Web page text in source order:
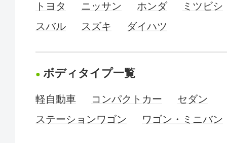
トヨタ ニッサン ホンダ
ミツビシ
スバル
スズキ ダイハツ
ボディタイプ一覧
軽自動車 コンパクトカー
セダン
ステーションワゴン
ワゴン・ミニバン